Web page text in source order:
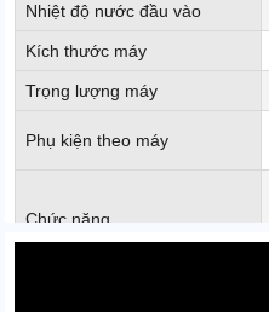
Nhiệt độ nước đầu vào
Kích thước máy
Trọng lượng máy
Phụ kiện theo máy
Chức năng